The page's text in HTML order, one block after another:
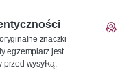
znaczki
egzemplarz jest
wysyłką.